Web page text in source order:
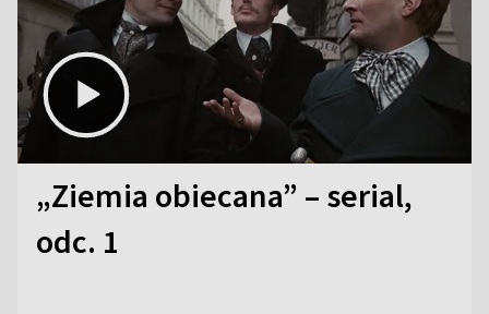
„Ziemia obiecana” – serial,
odc. 1